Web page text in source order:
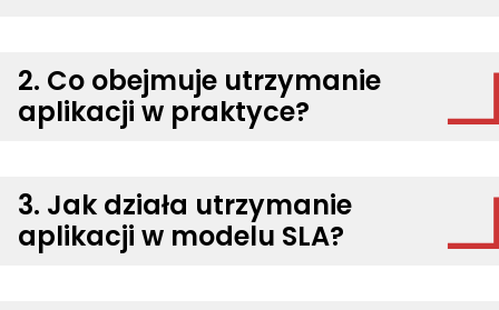
2. Co obejmuje utrzymanie
aplikacji w praktyce?
3. Jak działa utrzymanie
aplikacji w modelu SLA?